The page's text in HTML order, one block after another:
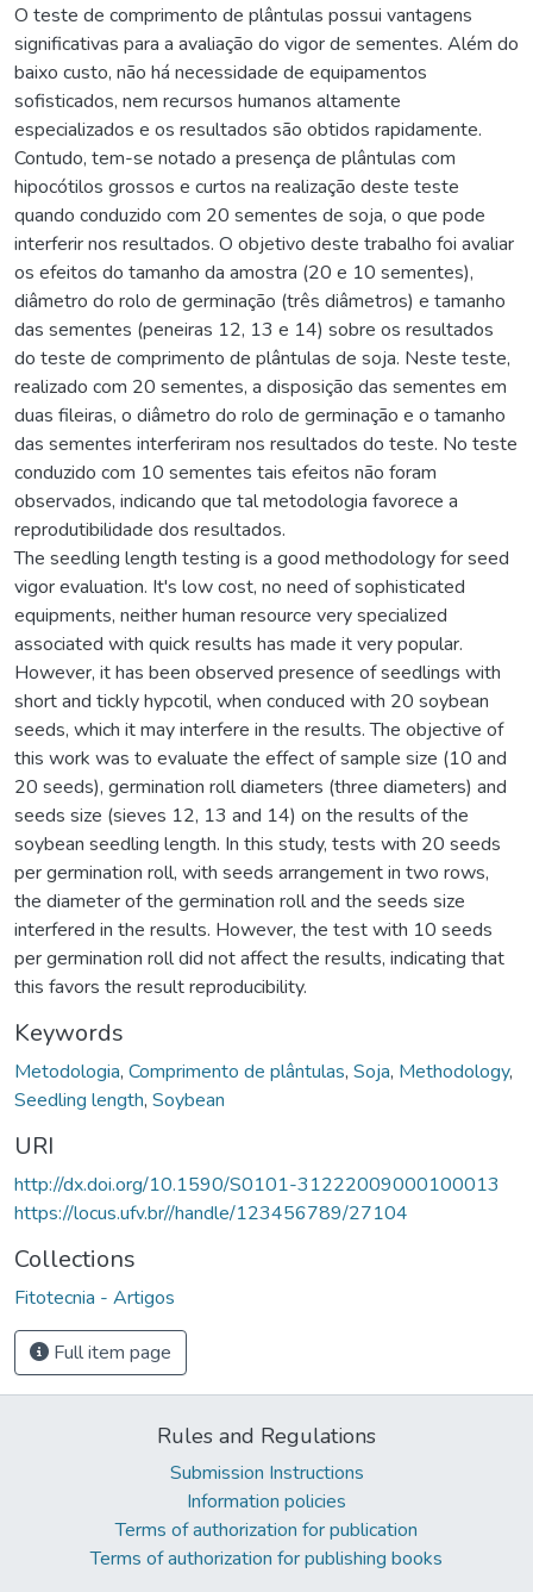
O teste de comprimento de plântulas possui vantagens
significativas para a avaliação do vigor de sementes. Além do
baixo custo, não há necessidade de equipamentos
sofisticados, nem recursos humanos altamente
especializados e os resultados são obtidos rapidamente.
Contudo, tem-se notado a presença de plântulas com
hipocótilos grossos e curtos na realização deste teste
quando conduzido com 20 sementes de soja, o que pode
interferir nos resultados. O objetivo deste trabalho foi avaliar
os efeitos do tamanho da amostra (20 e 10 sementes),
diâmetro do rolo de germinação (três diâmetros) e tamanho
das sementes (peneiras 12, 13 e 14) sobre os resultados
do teste de comprimento de plântulas de soja. Neste teste,
realizado com 20 sementes, a disposição das sementes em
duas fileiras, o diâmetro do rolo de germinação e o tamanho
das sementes interferiram nos resultados do teste. No teste
conduzido com 10 sementes tais efeitos não foram
observados, indicando que tal metodologia favorece a
reprodutibilidade dos resultados.
The seedling length testing is a good methodology for seed
vigor evaluation. It's low cost, no need of sophisticated
equipments, neither human resource very specialized
associated with quick results has made it very popular.
However, it has been observed presence of seedlings with
short and tickly hypcotil, when conduced with 20 soybean
seeds, which it may interfere in the results. The objective of
this work was to evaluate the effect of sample size (10 and
20 seeds), germination roll diameters (three diameters) and
seeds size (sieves 12, 13 and 14) on the results of the
soybean seedling length. In this study, tests with 20 seeds
per germination roll, with seeds arrangement in two rows,
the diameter of the germination roll and the seeds size
interfered in the results. However, the test with 10 seeds
per germination roll did not affect the results, indicating that
this favors the result reproducibility.
Keywords
Metodologia, Comprimento de plântulas, Soja, Methodology,
Seedling length, Soybean
URI
http://dx.doi.org/10.1590/S0101-31222009000100013
https://locus.ufv.br//handle/123456789/27104
Collections
Fitotecnia - Artigos
Full item page
Rules and Regulations
Submission Instructions
Information policies
Terms of authorization for publication
Terms of authorization for publishing books